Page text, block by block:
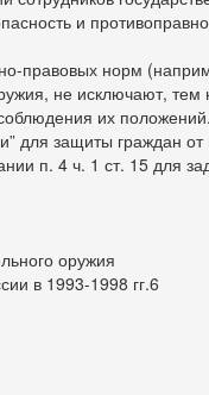
и
правовых норм
не исключают, тем
соблюдения их
для защиты граждан
п. 4 ч. 1 ст. 15 для
оружия
в 1993-1998 гг.6